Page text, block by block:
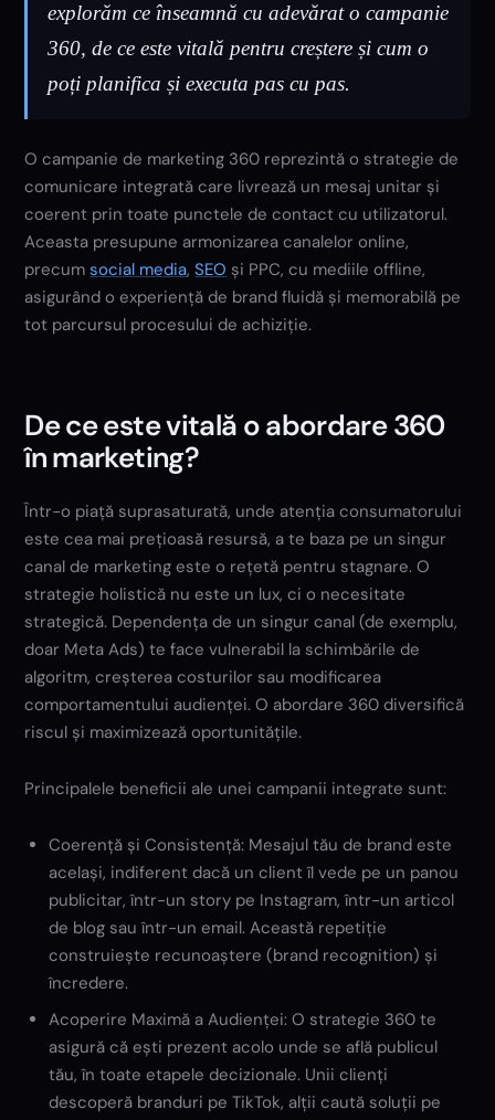
explorăm ce înseamnă cu adevărat o campanie
360, de ce este vitală pentru creștere și cum o
poți planifica și executa pas cu pas.
O campanie de marketing 360 reprezintă o strategie de
comunicare integrată care livrează un mesaj unitar și
coerent prin toate punctele de contact cu utilizatorul.
Aceasta presupune armonizarea canalelor online,
precumsocial media,SEO și PPC, cu mediile offline,
asigurând o experiență de brand fluidă și memorabilă pe
tot parcursul procesului de achiziție.
De ce este vitală o abordare 360
în marketing?
Într-o piață suprasaturată, unde atenția consumatorului
este cea mai prețioasă resursă, a te baza pe un singur
canal de marketing este o rețetă pentru stagnare. O
strategie holistică nu este un lux, ci o necesitate
strategică. Dependența de un singur canal (de exemplu,
doar Meta Ads) te face vulnerabil la schimbările de
algoritm, creșterea costurilor sau modificarea
comportamentului audienței. O abordare 360 diversifică
riscul și maximizează oportunitățile.
Principalele beneficii ale unei campanii integrate sunt:
Coerență și Consistență: Mesajul tău de brand este
același, indiferent dacă un client îl vede pe un panou
publicitar, într-un story pe Instagram, într-un articol
de blog sau într-un email. Această repetiție
construiește recunoaștere (brand recognition) și
încredere.
Acoperire Maximă a Audienței: O strategie 360 te
asigură că ești prezent acolo unde se află publicul
tău, în toate etapele decizionale. Unii clienți
descoperă branduri pe TikTok, alții caută soluții pe